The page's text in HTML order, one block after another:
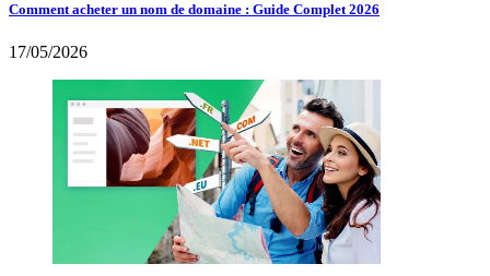
Comment acheter un nom de domaine : Guide Complet 2026
17/05/2026